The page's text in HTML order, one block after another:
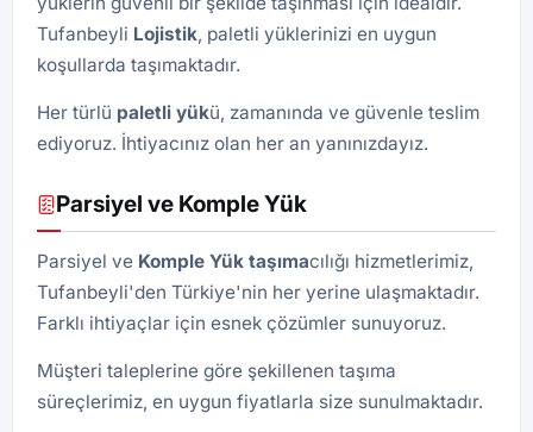
Tufanbeyli Lojistik, paletli yüklerinizi en uygun
koşullarda taşımaktadır.
Her türlü paletli yükü, zamanında ve güvenle teslim
ediyoruz. İhtiyacınız olan her an yanınızdayız.
Parsiyel ve Komple Yük
Parsiyel ve Komple Yük taşımacılığı hizmetlerimiz,
Tufanbeyli'den Türkiye'nin her yerine ulaşmaktadır.
Farklı ihtiyaçlar için esnek çözümler sunuyoruz.
Müşteri taleplerine göre şekillenen taşıma
süreçlerimiz, en uygun fiyatlarla size sunulmaktadır.